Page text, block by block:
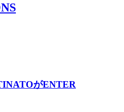
がENTER